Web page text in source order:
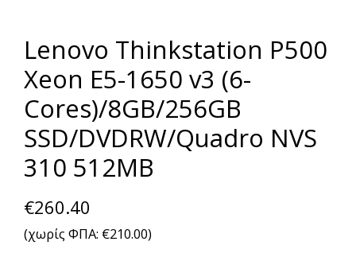
Lenovo Thinkstation P500
Xeon E5-1650 v3 (6-
Cores)/8GB/256GB
SSD/DVDRW/Quadro NVS
310 512MB
€260.40
(χωρίς ΦΠΑ: €210.00)